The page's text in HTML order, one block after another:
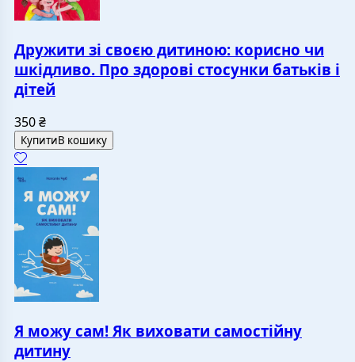
Дружити зі своєю дитиною: корисно чи
шкідливо. Про здорові стосунки батьків і
дітей
350₴
КупитиВ кошику
Я можу сам! Як виховати самостійну
дитину